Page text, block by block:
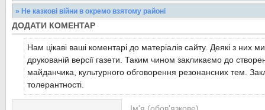
Читати більше...
Виноградові. Всього у вищій лізі першості ...
Читати більше...
Як повідомив речник УМВС України у Закарпатській області
Широке, Виноградівського району, трапилась...
Читати більше...
» Не казкові війни в окремо взятому районі
Представлення цього тижня нового голови Виноградівської
Любки викликало двоякі почуття. З одного...
Читати більше...
ДОДАТИ КОМЕНТАР
Нам цікаві ваші коментарі до матеріалів сайту. Деякі з них
друкованій версії газети. Таким чином закликаємо до
майданчика, культурного обговорення резонансних тем.
толерантності.